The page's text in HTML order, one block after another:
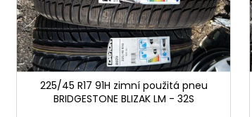
u
k
t
ů
r
o
d
u
225/45 R17 91H zimní použitá pneu
BRIDGESTONE BLIZAK LM - 32S